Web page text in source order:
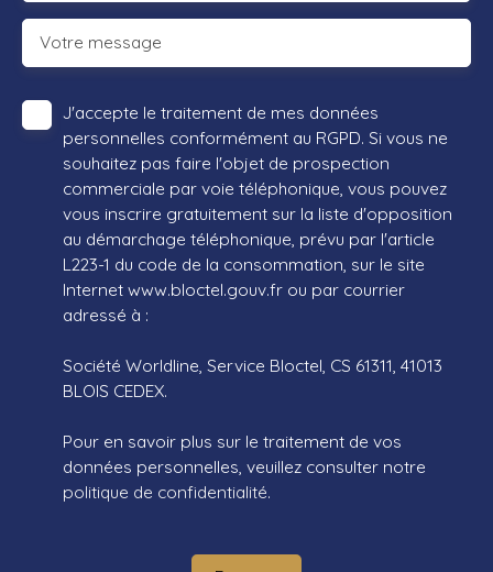
Votre message
J'accepte le traitement de mes données
personnelles conformément au RGPD. Si vous ne
souhaitez pas faire l'objet de prospection
commerciale par voie téléphonique, vous pouvez
vous inscrire gratuitement sur la liste d'opposition
au démarchage téléphonique, prévu par l'article
L223-1 du code de la consommation, sur le site
Internet www.bloctel.gouv.fr ou par courrier
adressé à :
Société Worldline, Service Bloctel, CS 61311, 41013
BLOIS CEDEX.
Pour en savoir plus sur le traitement de vos
données personnelles, veuillez consulter notre
politique de confidentialité.